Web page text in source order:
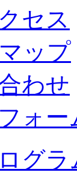
セス
ップ
わせ
ォー
グ